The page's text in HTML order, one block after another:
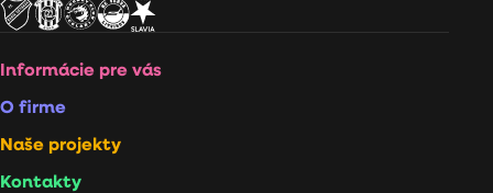
Informácie pre vás
O firme
Naše projekty
Kontakty